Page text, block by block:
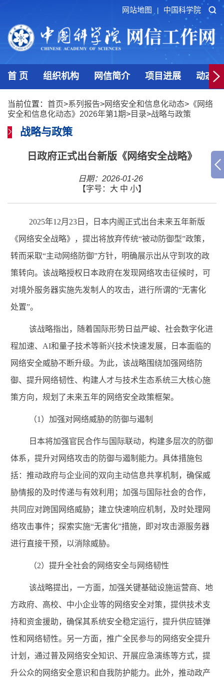
网站地图 中国科学院
首 页 组织机构 网信简介 项目进展 动态
当前位置： 首页>系列报告>网络安全和信息化动态> 《网络
安全和信息化动态》2026年第1期>目录>战略与政策
战略与政策
日政府正式出台新版《网络安全战略》
日期：2026-01-26
【字号： 大 中 小】
2025年12月 23 日，日本内阁正式出台未来五年新版
《网络安全战略》，提出将放弃传统“被动防御型”政策，
转而采取“主动网络防御”方针，明确展示出从守到攻的政
策转向。该战略授权日本政府在发现网络攻击征候时，可
对境外服务器实施先发制人的攻击，进行所谓的“无害化
处置”。
该战略指出，随着国际形势日益严峻、社会数字化进
程加速、 AI和量子技术等新兴技术快速发展，日本面临的
网络安全威胁不断升级。为此，该战略围绕加强网络防
御、提升网络韧性、构建人才与技术生态系统三大核心施
策方向，规划了未来五年的网络安全政策框架。
（1 ）加强对网络威胁的防御与遏制
日本将加强官民合作与国际联动，构建多层次的防御
体系，提升对网络攻击的防御与遏制能力。具体措施包
括：推动政府与企业间的双向主动信息共享机制，确保威
胁情报的及时传递与有效利用；加强与国际社会的合作，
共同应对跨国网络威胁；建立快速响应机制，及时处理网
络攻击事件；探索实施“无害化”措施，即对攻击源服务器
进行直接干预，以消除威胁。
（2）提升全社会的网络安全与网络韧性
该战略提出，一方面，加强关键基础设施运营商、地
方政府、高校、中小企业等的网络安全对策，提供技术支
持和资金援助，确保其系统安全稳定运行，提升供应链弹
性和网络韧性。另一方面，推广全民参与的网络安全提升
计划，通过普及网络安全知识、开展应急演练等方式，提
升公众的网络安全意识和自我防护能力。此外，推动政产